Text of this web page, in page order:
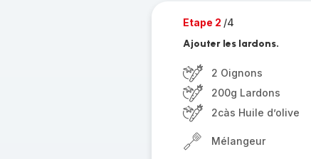
Etape 2 /4
Ajouter les lardons.
2 Oignons
200g Lardons
2càs Huile d’olive
Mélangeur